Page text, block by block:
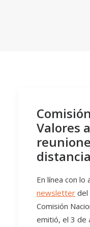
Valores
distancia
En línea con
newsletter del
Comisión
emitió, el 3 de